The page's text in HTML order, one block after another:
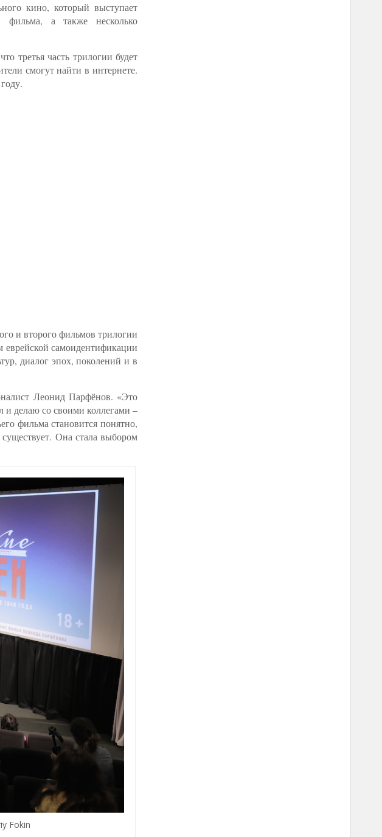
кино, который выступает
фильма, а также несколько
третья часть трилогии будет
смогут найти в интернете.
и второго фильмов трилогии
еврейской самоидентификации
диалог эпох, поколений и в
Леонид Парфёнов. «Это
и делаю со своими коллегами –
фильма становится понятно,
Она стала выбором
Fokin